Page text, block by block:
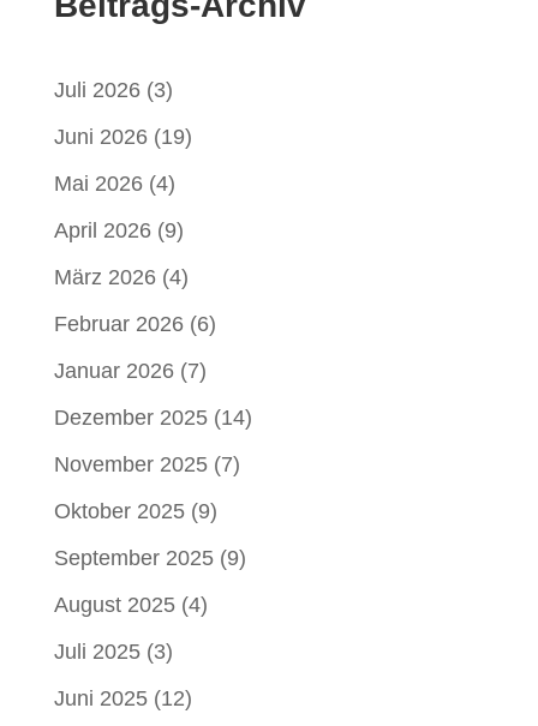
Juli 2026(3)
Juni 2026(19)
Mai 2026(4)
April 2026(9)
März 2026(4)
Februar 2026(6)
Januar 2026(7)
Dezember 2025(14)
November 2025(7)
Oktober 2025(9)
September 2025(9)
August 2025(4)
Juli 2025(3)
Juni 2025(12)